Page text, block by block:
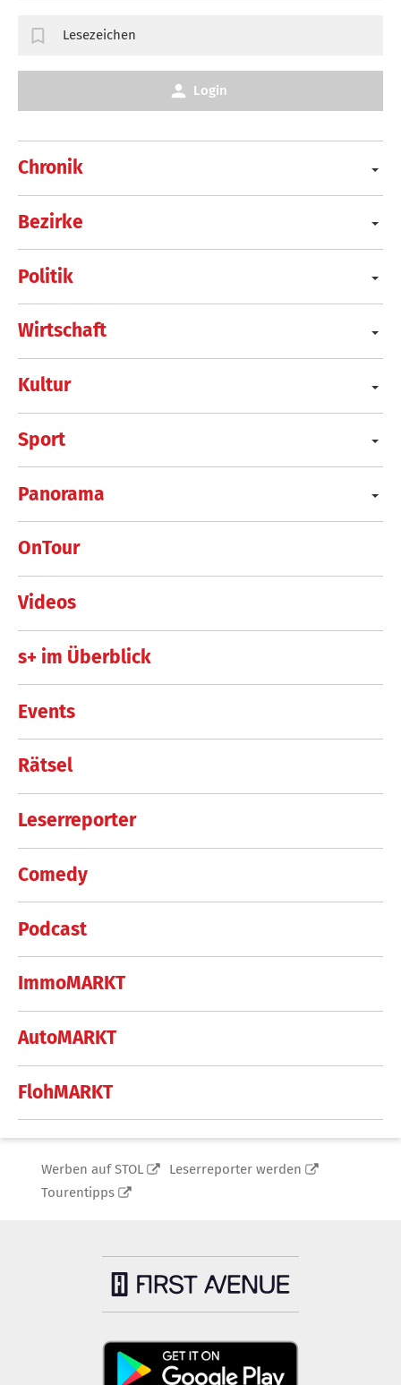
Chronik
Bezirke
Politik
Wirtschaft
Kultur
Sport
Panorama
OnTour
Videos
s+ im Überblick
Events
Rätsel
Leserreporter
Comedy
Podcast
ImmoMARKT
AutoMARKT
FlohMARKT
Lesezeichen
Login
Werben auf STOL
Leserreporter werden
Tourentipps